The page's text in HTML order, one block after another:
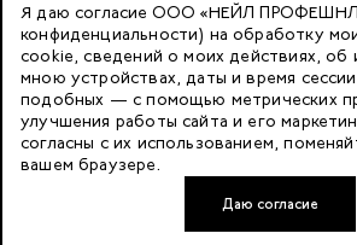
© 2023 Nano Prof
Developed by FACE FAMILY
117342, Russia, Moscow, Butlerova Street.
floor 3, office 3079
Я даю согласие ООО «НЕЙЛ
конфиденциальности) на обработку
cookie, сведений о моих действиях, об
мною устройствах, даты и время
подобных — с помощью метрических
улучшения работы сайта и его
согласны с их использованием,
вашем браузере.
Даю согласие